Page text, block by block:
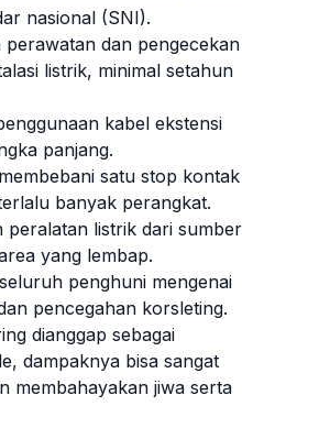
nasional (SNI).
perawatan dan pengecekan
listrik, minimal setahun
kabel ekstensi
panjang.
satu stop kontak
banyak perangkat.
peralatan listrik dari sumber
yang lembap.
penghuni mengenai
pencegahan korsleting.
dianggap sebagai
dampaknya bisa sangat
membahayakan jiwa serta